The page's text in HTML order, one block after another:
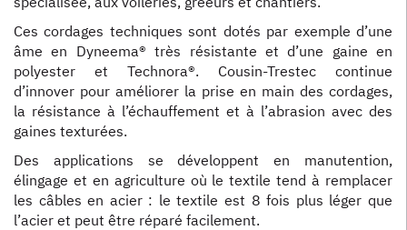
Ces cordages techniques sont dotés par exemple d’une
âme en Dyneema® très résistante et d’une gaine en
polyester et Technora®. Cousin-Trestec continue
d’innover pour améliorer la prise en main des cordages,
la résistance à l’échauffement et à l’abrasion avec des
gaines texturées.
Des applications se développent en manutention,
élingage et en agriculture où le textile tend à remplacer
les câbles en acier : le textile est 8 fois plus léger que
l’acier et peut être réparé facilement.